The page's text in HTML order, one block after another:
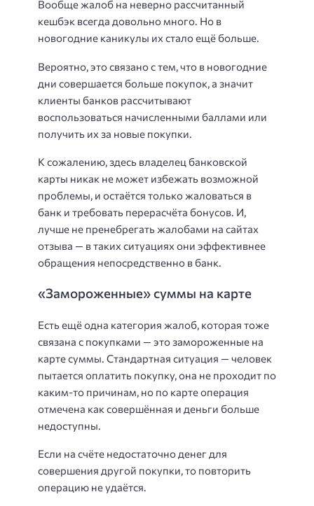
Вообще жалоб на неверно рассчитанный
кешбэк всегда довольно много. Но в
новогодние каникулы их стало ещё больше.
Вероятно, это связано с тем, что в новогодние
дни совершается больше покупок, а значит
клиенты банков рассчитывают
воспользоваться начисленными баллами или
получить их за новые покупки.
К сожалению, здесь владелец банковской
карты никак не может избежать возможной
проблемы, и остаётся только жаловаться в
банк и требовать перерасчёта бонусов. И,
лучше не пренебрегать жалобами на сайтах
отзыва — в таких ситуациях они эффективнее
обращения непосредственно в банк.
«Замороженные» суммы на карте
Есть ещё одна категория жалоб, которая тоже
связана с покупками — это замороженные на
карте суммы. Стандартная ситуация — человек
пытается оплатить покупку, она не проходит по
каким-то причинам, но по карте операция
отмечена как совершённая и деньги больше
недоступны.
Если на счёте недостаточно денег для
совершения другой покупки, то повторить
операцию не удаётся.